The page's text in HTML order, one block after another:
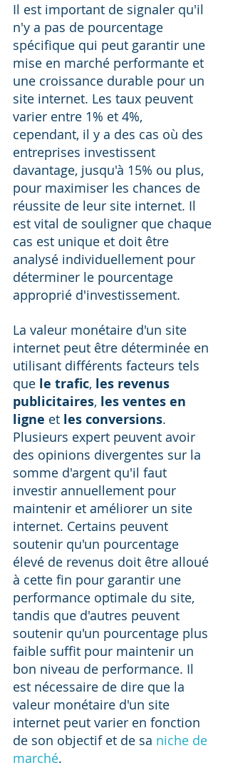
Il est important de signaler qu'il
n'y a pas de pourcentage
spécifique qui peut garantir une
mise en marché performante et
une croissance durable pour un
site internet. Les taux peuvent
varier entre 1% et 4%,
cependant, il y a des cas où des
entreprises investissent
davantage, jusqu'à 15% ou plus,
pour maximiser les chances de
réussite de leur site internet. Il
est vital de souligner que chaque
cas est unique et doit être
analysé individuellement pour
déterminer le pourcentage
approprié d'investissement.
La valeur monétaire d'un site
internet peut être déterminée en
utilisant différents facteurs tels
que le trafic, les revenus
publicitaires, les ventes en
ligne et les conversions.
Plusieurs expert peuvent avoir
des opinions divergentes sur la
somme d'argent qu'il faut
investir annuellement pour
maintenir et améliorer un site
internet. Certains peuvent
soutenir qu'un pourcentage
élevé de revenus doit être alloué
à cette fin pour garantir une
performance optimale du site,
tandis que d'autres peuvent
soutenir qu'un pourcentage plus
faible suffit pour maintenir un
bon niveau de performance. Il
est nécessaire de dire que la
valeur monétaire d'un site
internet peut varier en fonction
de son objectif et de sa niche de
marché.